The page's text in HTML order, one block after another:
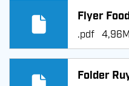
Flyer
.pdf
Folder